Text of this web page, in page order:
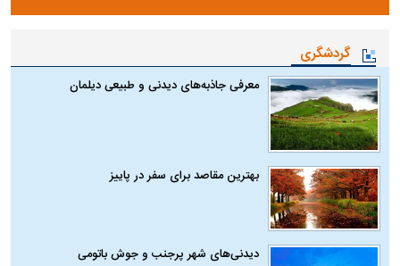
گردشگری
معرفی جاذبه‌های دیدنی و طبیعی دیلمان
بهترین مقاصد برای سفر در پاییز
دیدنی‌های شهر پرجنب و جوش باتومی